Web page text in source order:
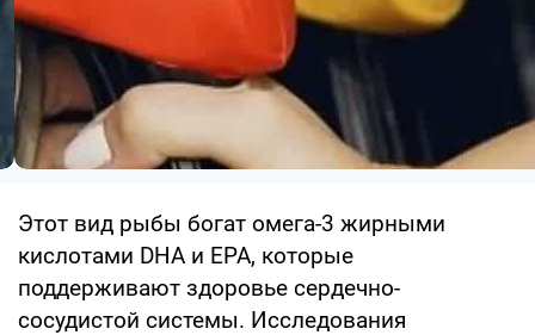
Этот вид рыбы богат омега-3 жирными
кислотами DHA и EPA, которые
поддерживают здоровье сердечно-
сосудистой системы. Исследования